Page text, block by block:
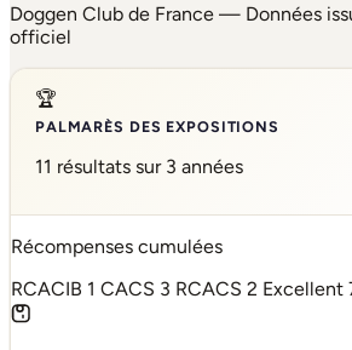
Doggen Club de France — Données
officiel
🏆
PALMARÈS DES EXPOSITIONS
11 résultats sur 3 années
Récompenses cumulées
RCACIB 1 CACS 3 RCACS 2 Excellent